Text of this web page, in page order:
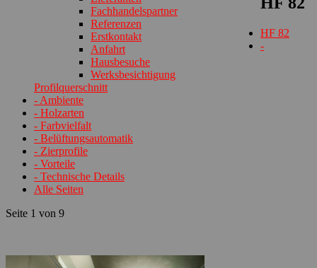
Fachhandelspartner
Referenzen
Erstkontakt
Anfahrt
Hausbesuche
Werksbesichtigung
HF 82
-
Profilquerschnitt
- Ambiente
- Holzarten
- Farbvielfalt
- Belüftungsautomatik
- Zierprofile
- Vorteile
- Technische Details
Alle Seiten
Seite 1 von 9